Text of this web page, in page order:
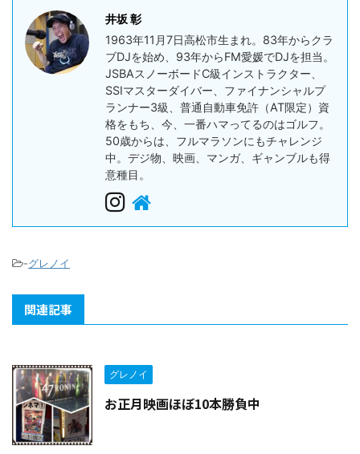
井坂 彰
1963年11月7日高松市生まれ。83年からクラ
ブDJを始め、93年からFM愛媛でDJを担当。
JSBAスノーボードC級インストラクター、
SSIマスターダイバー、ファイナンシャルプ
ランナー3級、普通自動車免許（AT限定）資
格をもち、今、一番ハマってるのはゴルフ。
50歳からは、フルマラソンにもチャレンジ
中。デジ物、映画、マンガ、ギャンブルも得
意種目。
-グレノイ
関連記事
グレノイ
お正月映画ほぼ10本勝負中